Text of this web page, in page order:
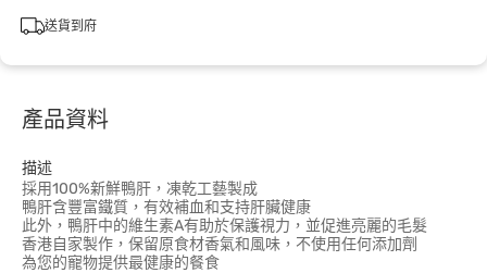
送貨到府
產品資料
描述
採用100%新鮮鴨肝，凍乾工藝製成
鴨肝含豐富鐵質，有效補血和支持肝臟健康
此外，鴨肝中的維生素A有助於保護視力，並促進亮麗的毛髮
香港自家製作，保留原食材香氣和風味，不使用任何添加劑
為您的寵物提供最健康的餐食